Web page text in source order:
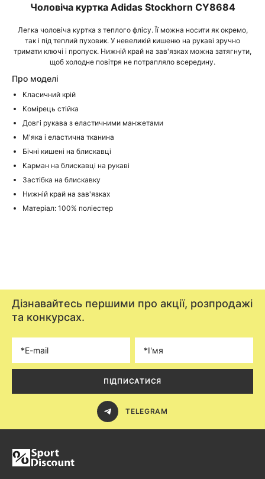
Чоловіча куртка Adidas Stockhorn CY8684
Легка чоловіча куртка з теплого флісу. Її можна носити як окремо,
так і під теплий пуховик. У невеликій кишеню на рукаві зручно
тримати ключі і пропуск. Нижній край на зав'язках можна затягнути,
щоб холодне повітря не потрапляло всередину.
Про моделі
Класичний крій
Комірець стійка
Довгі рукава з еластичними манжетами
М'яка і еластична тканина
Бічні кишені на блискавці
Карман на блискавці на рукаві
Застібка на блискавку
Нижній край на зав'язках
Матеріал: 100% поліестер
Дізнавайтесь першими про акції, розпродажі
та конкурсах.
ПІДПИСАТИСЯ
TELEGRAM